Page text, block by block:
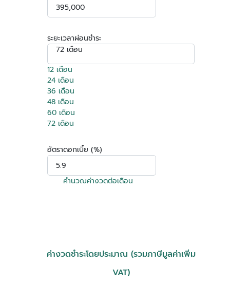
ระยะเวลาผ่อนชำระ
72 เดือน
12 เดือน
24 เดือน
36 เดือน
48 เดือน
60 เดือน
72 เดือน
อัตราดอกเบี้ย (%)
คำนวณค่างวดต่อเดือน
ค่างวดชำระโดยประมาณ (รวมภาษีมูลค่าเพิ่ม
VAT)